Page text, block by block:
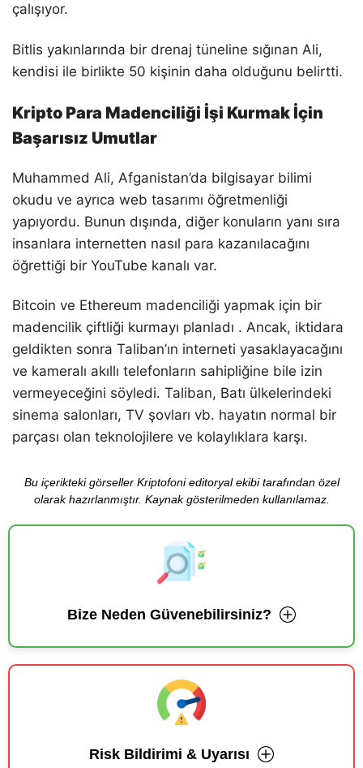
çalışıyor.
Bitlis yakınlarında bir drenaj tüneline sığınan Ali,
kendisi ile birlikte 50 kişinin daha olduğunu belirtti.
Kripto Para Madenciliği İşi Kurmak İçin
Başarısız Umutlar
Muhammed Ali, Afganistan’da bilgisayar bilimi
okudu ve ayrıca web tasarımı öğretmenliği
yapıyordu. Bunun dışında, diğer konuların yanı sıra
insanlara internetten nasıl para kazanılacağını
öğrettiği bir YouTube kanalı var.
Bitcoin ve Ethereum madenciliği yapmak için bir
madencilik çiftliği kurmayı planladı . Ancak, iktidara
geldikten sonra Taliban’ın interneti yasaklayacağını
ve kameralı akıllı telefonların sahipliğine bile izin
vermeyeceğini söyledi. Taliban, Batı ülkelerindeki
sinema salonları, TV şovları vb. hayatın normal bir
parçası olan teknolojilere ve kolaylıklara karşı.
Bu içerikteki görseller Kriptofoni editoryal ekibi tarafından özel
olarak hazırlanmıştır. Kaynak gösterilmeden kullanılamaz.
Bize Neden Güvenebilirsiniz?
Risk Bildirimi & Uyarısı